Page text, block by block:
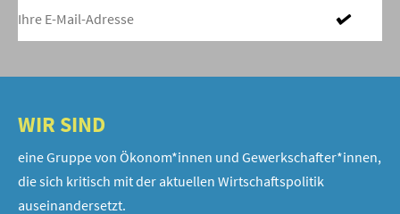
WIR SIND
eine Gruppe von Ökonom*innen und Gewerkschafter*innen,
die sich kritisch mit der aktuellen Wirtschaftspolitik
auseinandersetzt.